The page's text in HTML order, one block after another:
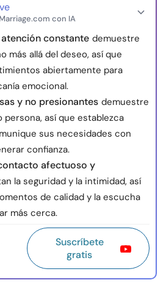
con IA
constante demuestre
más allá del deseo, así que
abiertamente para
emocional.
y no presionantes demuestre
persona, así que establezca
sus necesidades con
confianza.
afectuoso y
la seguridad y la intimidad, así
de calidad y la escucha
más cerca.
Suscríbete
gratis